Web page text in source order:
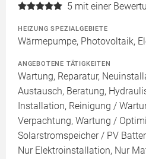
5 mit einer
HEIZUNG SPEZIALGEBIETE
Wärmepumpe, Photovoltaik,
ANGEBOTENE TÄTIGKEITEN
Wartung, Reparatur,
Austausch, Beratung,
Installation, Reinigung /
Verpachtung, Wartung /
Solarstromspeicher / PV
Nur Elektroinstallation, Nur